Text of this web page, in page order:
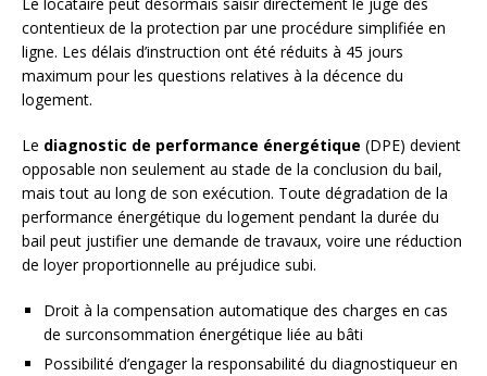
contentieux de la protection par une procédure simplifiée en
ligne. Les délais d’instruction ont été réduits à 45 jours
maximum pour les questions relatives à la décence du
logement.
Le diagnostic de performance énergétique (DPE) devient
opposable non seulement au stade de la conclusion du bail,
mais tout au long de son exécution. Toute dégradation de la
performance énergétique du logement pendant la durée du
bail peut justifier une demande de travaux, voire une réduction
de loyer proportionnelle au préjudice subi.
Droit à la compensation automatique des charges en cas
de surconsommation énergétique liée au bâti
Possibilité d’engager la responsabilité du diagnostiqueur en